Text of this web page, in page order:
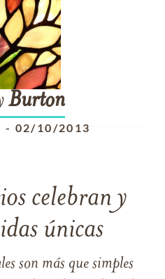
Burton
- 02/10/2013
celebran y
únicas
son más que simples